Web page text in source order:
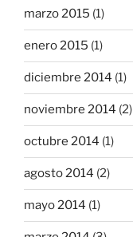
marzo 2015 (1)
enero 2015 (1)
diciembre 2014 (1)
noviembre 2014 (2)
octubre 2014 (1)
agosto 2014 (2)
mayo 2014 (1)